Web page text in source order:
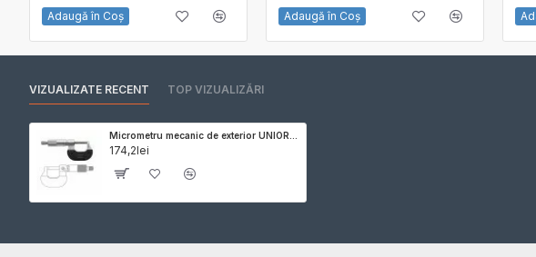
Adaugă în Coş Adaugă în Coş
VIZUALIZATE RECENT TOP VIZUALIZĂRI
174,2lei